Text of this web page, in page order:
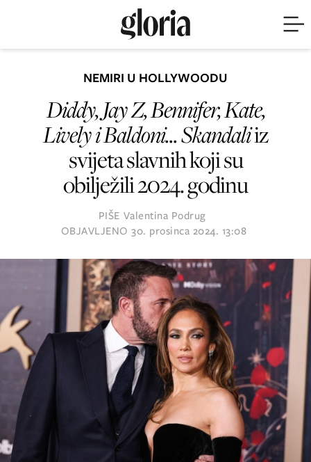
NEMIRI U HOLLYWOODU
Diddy, Jay Z, Bennifer, Kate,
Lively i Baldoni... Skandaliiz
svijeta slavnih koji su
obilježili 2024. godinu
PIŠE Valentina Podrug
OBJAVLJENO30. prosinca 2024. 13:08